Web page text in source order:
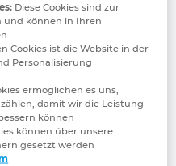
ist ein weltweit
industriellen
Ziel ist es, die
verbessern, indem
und nachhaltiger
hat seinen
und
Diese Cookies sind zur
und können in Ihren
Cookies ist die Website in der
Personalisierung
ermöglichen es uns,
damit wir die Leistung
können
können über unsere
gesetzt werden